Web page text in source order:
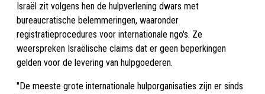
Israël zit volgens hen de hulpverlening dwars met
bureaucratische belemmeringen, waaronder
registratieprocedures voor internationale ngo's. Ze
weerspreken Israëlische claims dat er geen beperkingen
gelden voor de levering van hulpgoederen.
"De meeste grote internationale hulporganisaties zijn er sinds